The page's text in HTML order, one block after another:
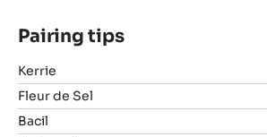
Pairing tips
Kerrie
Fleur de Sel
Bacil